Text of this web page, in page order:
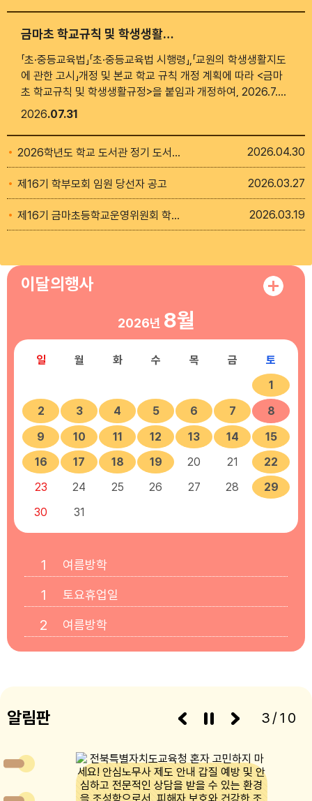
금마초 학교규칙 및 학생생활규정
「초·중등교육법」「초·중등교육법 시행령」,「교원의 학생생활지도
에 관한 고시」개정 및 본교 학교 규칙 개정 계획에 따라 <금마
초 학교규칙 및 학생생활규정>을 붙임과 개정하여, 2026.7.31.
부터 시행합니다.
2026 07.31
2026학년도 학교 도서관 정기 도서구입 목록 알림 2026 04.30
제16기 학부모회 임원 당선자 공고 2026 03.27
제16기 금마초등학교운영위원회 학부모위원 선출 공고 2026 03.19
이달의행사
2026년 8월
일 월 화 수 목 금
토
1
2
3 4 5 6 7
8
9
10 11 12 13 14
15
16
17 18 19 20 21
22
23
24 25 26 27 28
29
30
31
1 여름방학
1 토요휴업일
2 여름방학
3 여름방학
5
여름방학
알림판 3/10